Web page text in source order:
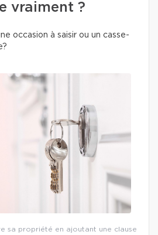
vraiment ?
occasion à saisir ou un casse-
sa propriété en ajoutant une clause